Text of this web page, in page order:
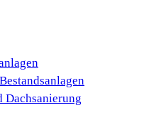
Dachsanierung